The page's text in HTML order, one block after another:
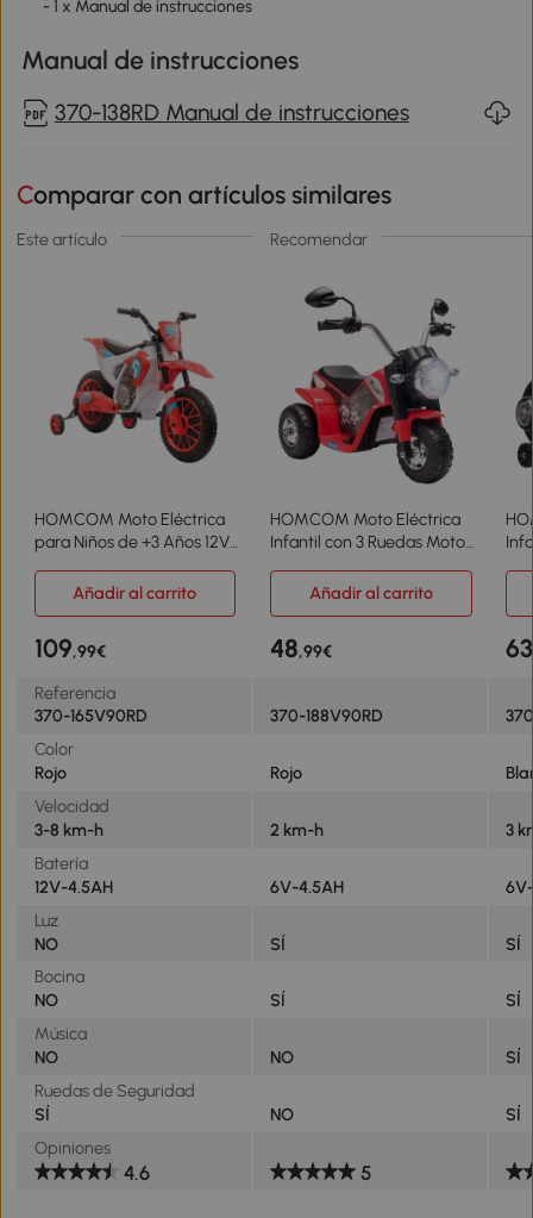
- 1 x Manual de instrucciones
Manual de instrucciones
370-138RD Manual de instrucciones
Comparar con artículos similares
Este artículo Recomendar
HOMCOM Moto Eléctrica
para Niños de +3 Años 12V
con 2 Ruedas de Equilibrio
Velocidad 3-8 km/h
106,5x51,5x68 cm Rojo
HOMCOM Moto Eléctrica
Infantil con 3 Ruedas Moto
36 Meses Triciclo a Batería
6V con Faro Bocina
Añadir al carrito Añadir al carrito
109,99€ 48,99€ 63
Referencia
370-165V90RD
370-188V90RD
Color
Rojo
Rojo
Velocidad
3-8 km-h
2 km-h
3
Batería
12V-4.5AH
6V-4.5AH
Luz
NO
SÍ
SÍ
Bocina
NO
SÍ
SÍ
Música
NO
NO
SÍ
Ruedas de Seguridad
SÍ
NO
SÍ
Opiniones
4.6 5